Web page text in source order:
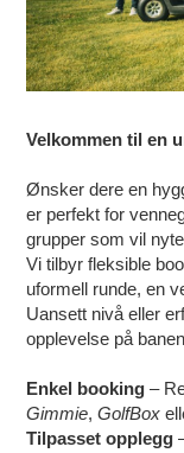
Velkommen til en
Ønsker dere en
er perfekt for
grupper som vil
Vi tilbyr fleksible
uformell runde, en
Uansett nivå eller
opplevelse på
Enkel booking –
Gimmie,GolfBox
Tilpasset opplegg